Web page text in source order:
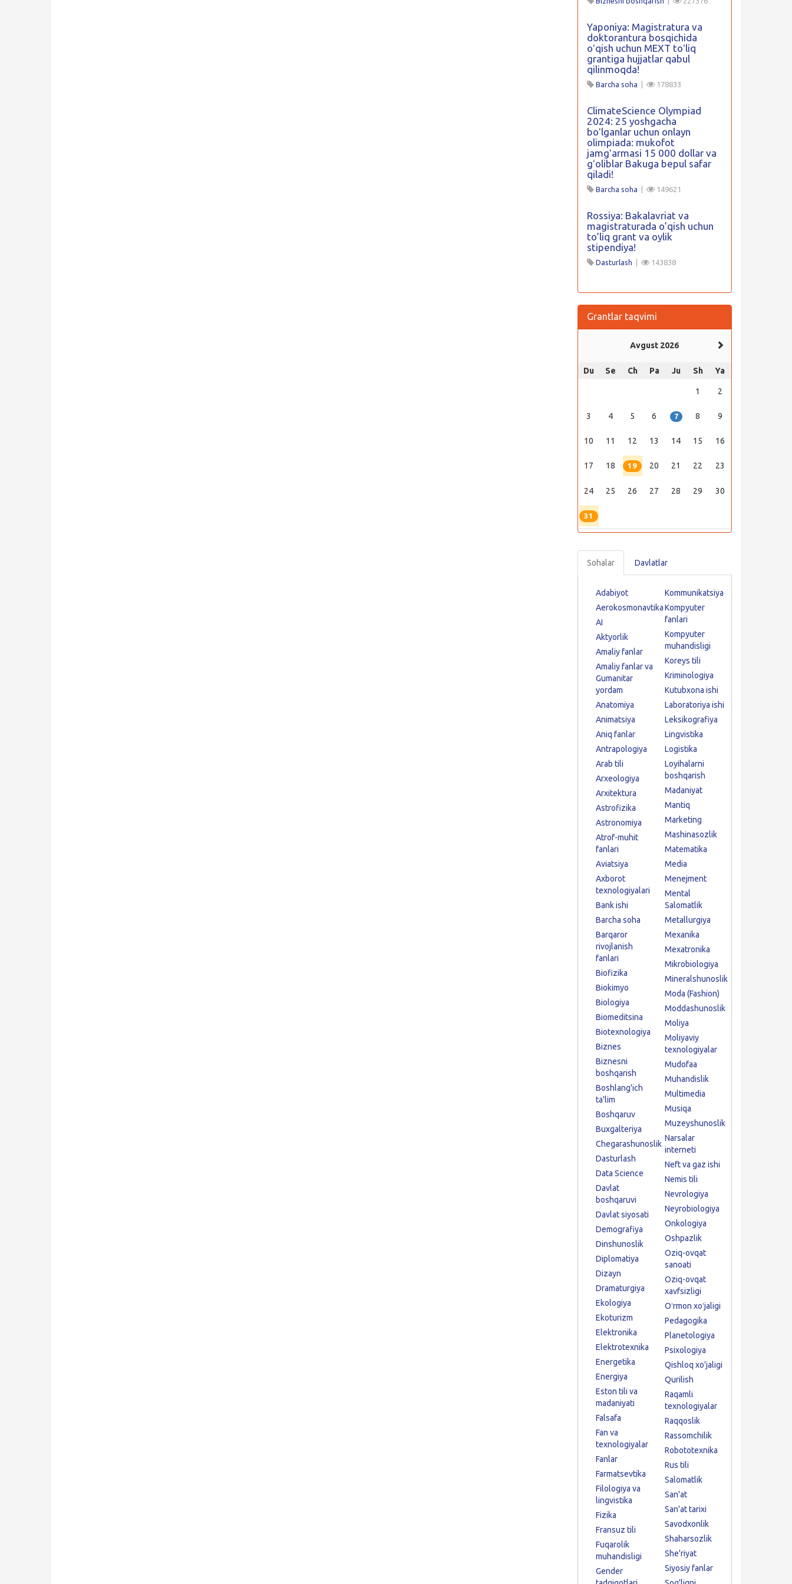
Yaponiya: Magistratura va
doktorantura bosqichida
oʻqish uchun MEXT toʻliq
grantiga hujjatlar qabul
qilinmoqda!
Barcha soha 178833
ClimateScience Olympiad
2024: 25 yoshgacha
boʻlganlar uchun onlayn
olimpiada: mukofot
jamgʻarmasi 15 000 dollar va
gʻoliblar Bakuga bepul safar
qiladi!
Barcha soha 149621
Rossiya: Bakalavriat va
magistraturada o’qish uchun
to’liq grant va oylik
stipendiya!
Dasturlash 143838
Grantlar taqvimi
Avgust 2026
Du Se Ch Pa Ju Sh Ya
1 2
3 4 5 6 7 8 9
10 11 12 13 14 15 16
17 18 19 20 21 22 23
24 25 26 27 28 29 30
31
Sohalar Davlatlar
Adabiyot
Aerokosmonavtika
AI
Aktyorlik
Amaliy fanlar
Amaliy fanlar va
Gumanitar
yordam
Anatomiya
Animatsiya
Aniq fanlar
Antrapologiya
Arab tili
Arxeologiya
Arxitektura
Astrofizika
Astronomiya
Atrof-muhit
fanlari
Aviatsiya
Axborot
texnologiyalari
Bank ishi
Barcha soha
Barqaror
rivojlanish
fanlari
Biofizika
Biokimyo
Biologiya
Biomeditsina
Biotexnologiya
Biznes
Biznesni
boshqarish
Boshlang'ich
ta'lim
Boshqaruv
Buxgalteriya
Chegarashunoslik
Dasturlash
Data Science
Davlat
boshqaruvi
Davlat siyosati
Demografiya
Dinshunoslik
Diplomatiya
Dizayn
Dramaturgiya
Ekologiya
Ekoturizm
Elektronika
Elektrotexnika
Energetika
Energiya
Eston tili va
madaniyati
Falsafa
Fan va
texnologiyalar
Fanlar
Farmatsevtika
Filologiya va
lingvistika
Fizika
Fransuz tili
Fuqarolik
muhandisligi
Gender
Kommunikatsiya
Kompyuter
fanlari
Kompyuter
muhandisligi
Koreys tili
Kriminologiya
Kutubxona ishi
Laboratoriya ishi
Leksikografiya
Lingvistika
Logistika
Loyihalarni
boshqarish
Madaniyat
Mantiq
Marketing
Mashinasozlik
Matematika
Media
Menejment
Mental
Salomatlik
Metallurgiya
Mexanika
Mexatronika
Mikrobiologiya
Mineralshunoslik
Moda (Fashion)
Moddashunoslik
Moliya
Moliyaviy
texnologiyalar
Mudofaa
Muhandislik
Multimedia
Musiqa
Muzeyshunoslik
Narsalar
interneti
Neft va gaz ishi
Nemis tili
Nevrologiya
Neyrobiologiya
Onkologiya
Oshpazlik
Oziq-ovqat
sanoati
Oziq-ovqat
xavfsizligi
Oʻrmon xoʻjaligi
Pedagogika
Planetologiya
Psixologiya
Qishloq xo'jaligi
Qurilish
Raqamli
texnologiyalar
Raqqoslik
Rassomchilik
Robototexnika
Rus tili
Salomatlik
San'at
San'at tarixi
Savodxonlik
Shaharsozlik
She'riyat
Siyosiy fanlar